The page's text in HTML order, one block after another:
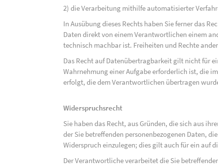
2) die Verarbeitung mithilfe automatisierter
In Ausübung dieses Rechts haben Sie ferner das
Daten direkt von einem Verantwortlichen einem
technisch machbar ist. Freiheiten und Rechte
Das Recht auf Datenübertragbarkeit gilt nicht für
Wahrnehmung einer Aufgabe erforderlich ist, die
erfolgt, die dem Verantwortlichen übertragen
Widerspruchsrecht
Sie haben das Recht, aus Gründen, die sich aus
der Sie betreffenden personenbezogenen Daten,
Widerspruch einzulegen; dies gilt auch für ein auf
Der Verantwortliche verarbeitet die Sie